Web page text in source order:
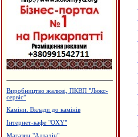
Виробництво жалюзі, ПКВП "Люкс-
сервіс"
Каміни. Вклади до камінів
Інтернет-кафе "OXY"
Магазин "Алладін"